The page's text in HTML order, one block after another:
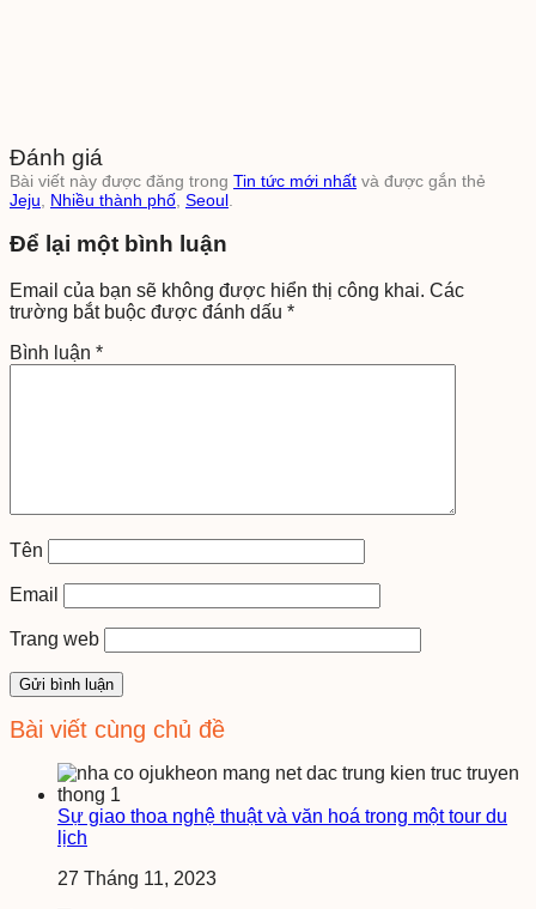
Đánh giá
Bài viết này được đăng trong Tin tức mới nhất và được gắn thẻ
Jeju
Nhiều thành phố Seoul
Để lại một bình luận
Email của bạn sẽ không được hiển thị công khai. Các
trường bắt buộc được đánh dấu *
Bình luận *
Tên
Email
Trang web
Bài viết cùng chủ đề
Sự giao thoa nghệ thuật và văn hoá trong một tour du
lịch
27 Tháng 11, 2023